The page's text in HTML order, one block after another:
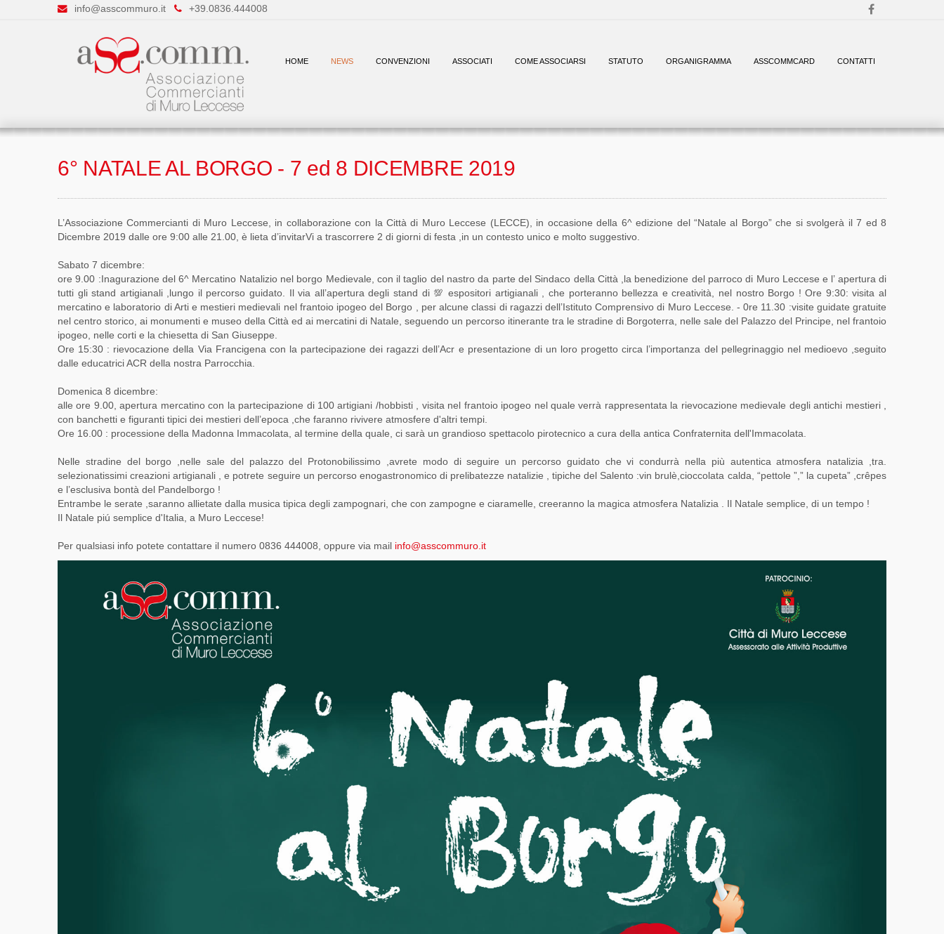
info@asscommuro.it +39.0836.444008
HOME NEWS CONVENZIONI ASSOCIATI COME ASSOCIARSI STATUTO ORGANIGRAMMA ASSCOMMCARD CONTATTI
6° NATALE AL BORGO - 7 ed 8 DICEMBRE 2019
L’Associazione Commercianti di Muro Leccese, in collaborazione con la Città di Muro Leccese (LECCE), in occasione della 6^ edizione del “Natale al Borgo” che si svolgerà il 7 ed 8
Dicembre 2019 dalle ore 9:00 alle 21.00, è lieta d’invitarVi a trascorrere 2 di giorni di festa ,in un contesto unico e molto suggestivo.
Sabato 7 dicembre:
ore 9.00 :Inagurazione del 6^ Mercatino Natalizio nel borgo Medievale, con il taglio del nastro da parte del Sindaco della Città ,la benedizione del parroco di Muro Leccese e l’ apertura di
tutti gli stand artigianali ,lungo il percorso guidato. Il via all’apertura degli stand di 💯 espositori artigianali , che porteranno bellezza e creatività, nel nostro Borgo ! Ore 9:30: visita al
mercatino e laboratorio di Arti e mestieri medievali nel frantoio ipogeo del Borgo , per alcune classi di ragazzi dell’Istituto Comprensivo di Muro Leccese. - 0re 11.30 :visite guidate gratuite
nel centro storico, ai monumenti e museo della Città ed ai mercatini di Natale, seguendo un percorso itinerante tra le stradine di Borgoterra, nelle sale del Palazzo del Principe, nel frantoio
ipogeo, nelle corti e la chiesetta di San Giuseppe.
Ore 15:30 : rievocazione della Via Francigena con la partecipazione dei ragazzi dell’Acr e presentazione di un loro progetto circa l’importanza del pellegrinaggio nel medioevo ,seguito
dalle educatrici ACR della nostra Parrocchia.
Domenica 8 dicembre:
alle ore 9.00, apertura mercatino con la partecipazione di 100 artigiani /hobbisti , visita nel frantoio ipogeo nel quale verrà rappresentata la rievocazione medievale degli antichi mestieri ,
con banchetti e figuranti tipici dei mestieri dell’epoca ,che faranno rivivere atmosfere d'altri tempi.
Ore 16.00 : processione della Madonna Immacolata, al termine della quale, ci sarà un grandioso spettacolo pirotecnico a cura della antica Confraternita dell'Immacolata.
Nelle stradine del borgo ,nelle sale del palazzo del Protonobilissimo ,avrete modo di seguire un percorso guidato che vi condurrà nella più autentica atmosfera natalizia ,tra.
selezionatissimi creazioni artigianali , e potrete seguire un percorso enogastronomico di prelibatezze natalizie , tipiche del Salento :vin brulè,cioccolata calda, “pettole ”,” la cupeta” ,crêpes
e l’esclusiva bontà del Pandelborgo !
Entrambe le serate ,saranno allietate dalla musica tipica degli zampognari, che con zampogne e ciaramelle, creeranno la magica atmosfera Natalizia . Il Natale semplice, di un tempo !
Il Natale piú semplice d'Italia, a Muro Leccese!
Per qualsiasi info potete contattare il numero 0836 444008, oppure via mail info@asscommuro.it